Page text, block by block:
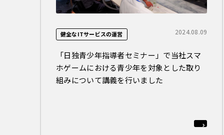
健全なITサービスの運営 2024.08.09
「日独青少年指導者セミナー」で当社スマ
ホゲームにおける青少年を対象とした取り
組みについて講義を行いました